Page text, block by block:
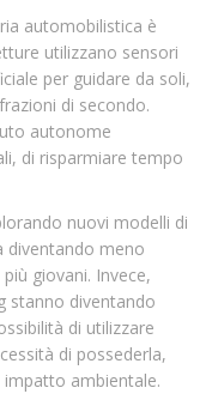
automobilistica è
utilizzano sensori
per guidare da soli,
di secondo.
autonome
di risparmiare tempo
nuovi modelli di
diventando meno
giovani. Invece,
stanno diventando
di utilizzare
di possederla,
ambientale.